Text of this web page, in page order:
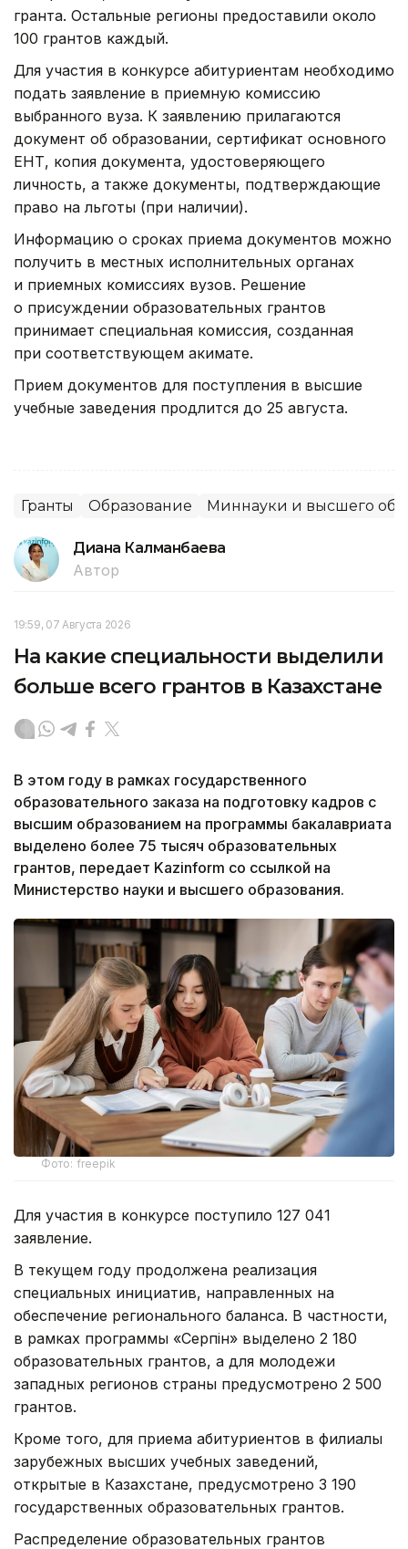
гранта. Остальные регионы предоставили около
100 грантов каждый.
Для участия в конкурсе абитуриентам необходимо
подать заявление в приемную комиссию
выбранного вуза. К заявлению прилагаются
документ об образовании, сертификат основного
ЕНТ, копия документа, удостоверяющего
личность, а также документы, подтверждающие
право на льготы (при наличии).
Информацию о сроках приема документов можно
получить в местных исполнительных органах
и приемных комиссиях вузов. Решение
о присуждении образовательных грантов
принимает специальная комиссия, созданная
при соответствующем акимате.
Прием документов для поступления в высшие
учебные заведения продлится до 25 августа.
Гранты Образование Миннауки и высшего
Диана Калманбаева
Автор
19:59, 07 Августа 2026
На какие специальности выделили
больше всего грантов в Казахстане
В этом году в рамках государственного
образовательного заказа на подготовку кадров с
высшим образованием на программы бакалавриата
выделено более 75 тысяч образовательных
грантов, передает Kazinform со ссылкой на
Министерство науки и высшего образования.
Фото: freepik
Для участия в конкурсе поступило 127 041
заявление.
В текущем году продолжена реализация
специальных инициатив, направленных на
обеспечение регионального баланса. В частности,
в рамках программы «Серпін» выделено 2 180
образовательных грантов, а для молодежи
западных регионов страны предусмотрено 2 500
грантов.
Кроме того, для приема абитуриентов в филиалы
зарубежных высших учебных заведений,
открытые в Казахстане, предусмотрено 3 190
государственных образовательных грантов.
Распределение образовательных грантов